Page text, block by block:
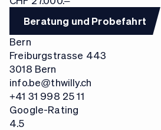
Beratung und Probefahrt
Bern
Freiburgstrasse 443
3018 Bern
info.be@thwilly.ch
+41 31 998 25 11
Google-Rating
4.5